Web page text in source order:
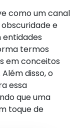
como um canal
e
entidades
termos
em conceitos
disso, o
essa
que uma
toque de